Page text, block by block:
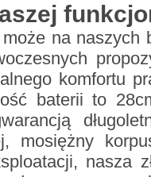
na naszych
komfortu
baterii to
mosiężny
nasza